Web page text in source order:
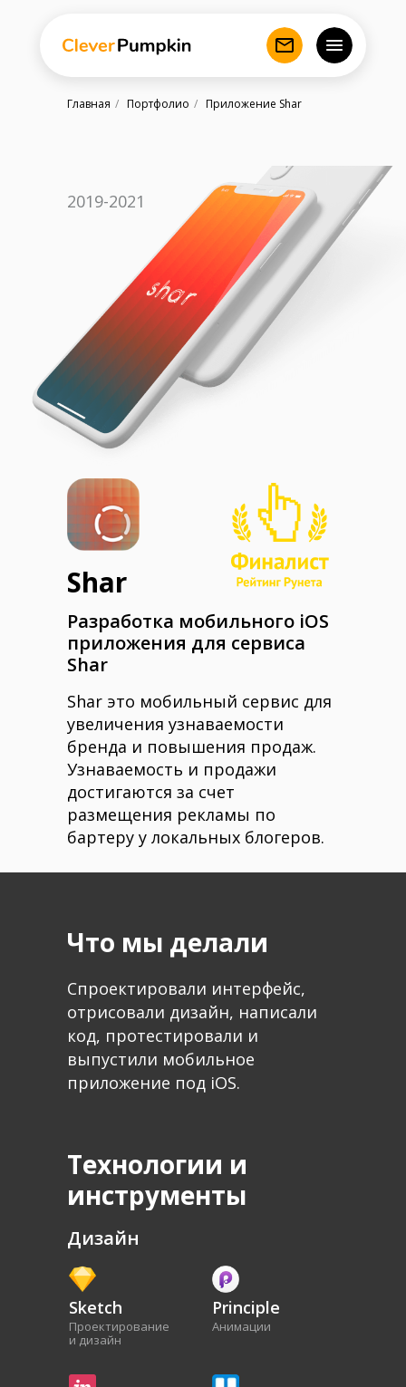
Главная / Портфолио / Приложение Shar
Разработка мобильного iOS
приложения для сервиса
Shar
Shar это мобильный сервис для
увеличения узнаваемости
бренда и повышения продаж.
Узнаваемость и продажи
достигаются за счет
размещения рекламы по
бартеру у локальных блогеров.
Shar
2019-2021
Что мы делали
Спроектировали интерфейс,
отрисовали дизайн, написали
код, протестировали и
выпустили мобильное
приложение под iOS.
Технологии и
инструменты
Sketch
Проектирование
и дизайн
Анимации
Principle
Дизайн